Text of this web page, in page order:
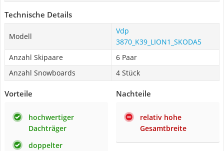
Technische Details
Modell
Vdp
3870_K39_LION1_SKODA5
Anzahl Skipaare
6 Paar
Anzahl Snowboards
4 Stück
Vorteile
hochwertiger
Dachträger
doppelter
Nachteile
relativ hohe
Gesamtbreite